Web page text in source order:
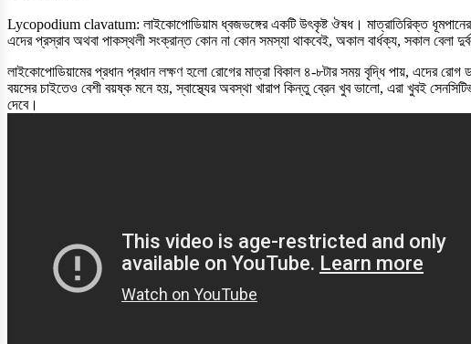
Lycopodium clavatum: লাইকোপোডিয়াম ধ্বজভঙ্গের একটি উৎকৃষ্ট ঔষধ। মাত্রাতিরিক্ত ধূমপানের
এদের প্রস্রাব অথবা পাকস্থলী সংক্রান্ত কোন না কোন সমস্যা থাকবেই, অকাল বার্ধক্য, সকাল বেলা
লাইকোপোডিয়ামের প্রধান প্রধান লক্ষণ হলো রোগের মাত্রা বিকাল ৪-৮টার সময় বৃদ্ধি পায়, এদের
বয়সের চাইতেও বেশী বয়ষ্ক মনে হয়, স্বাস্থ্যের অবস্থা খারাপ কিন্তু ব্রেন খুব ভালো, এরা খুবই
দেবে।